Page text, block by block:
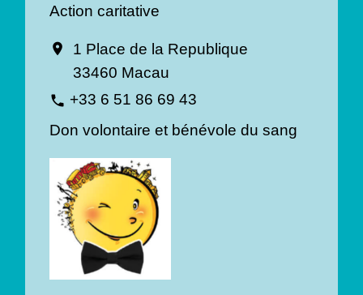
Action caritative
location_on
1 Place de la Republique
33460 Macau
phone +33 6 51 86 69 43
Don volontaire et bénévole du sang